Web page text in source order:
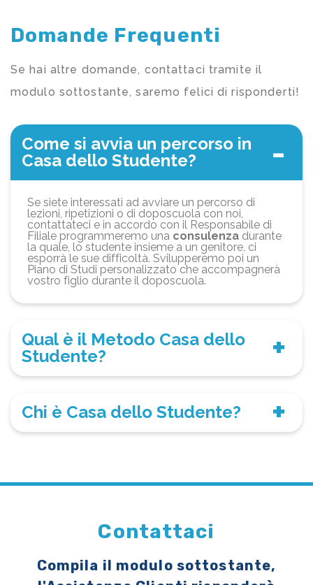
Domande Frequenti
Se hai altre domande, contattaci tramite il
modulo sottostante, saremo felici di risponderti!
Come si avvia un percorso in
Casa dello Studente?
Se siete interessati ad avviare un percorso di
lezioni, ripetizioni o di doposcuola con noi,
contattateci e in accordo con il Responsabile di
Filiale programmeremo una consulenza durante
la quale, lo studente insieme a un genitore, ci
esporrà le sue difficoltà. Svilupperemo poi un
Piano di Studi personalizzato che accompagnerà
vostro figlio durante il doposcuola.
Qual è il Metodo Casa dello
Studente?
Chi è Casa dello Studente?
Contattaci
Compila il modulo sottostante,